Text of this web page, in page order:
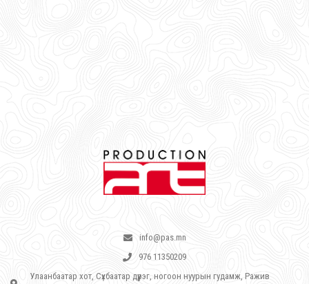
info@pas.mn
976 11350209
Улаанбаатар хот, Сүхбаатар дүүрэг, ногоон нуурын гудамж, Ражив